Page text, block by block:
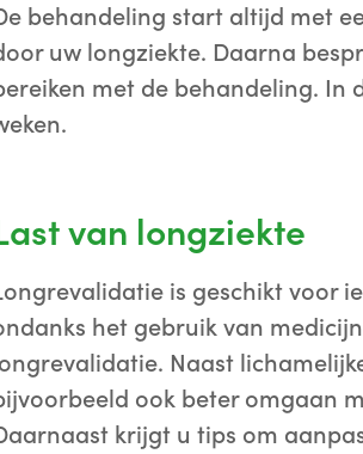
behandeling start altijd met
uw longziekte. Daarna
met de behandeling. In
van longziekte
is geschikt voor
het gebruik van
Naast
ook beter omgaan
krijgt u tips om